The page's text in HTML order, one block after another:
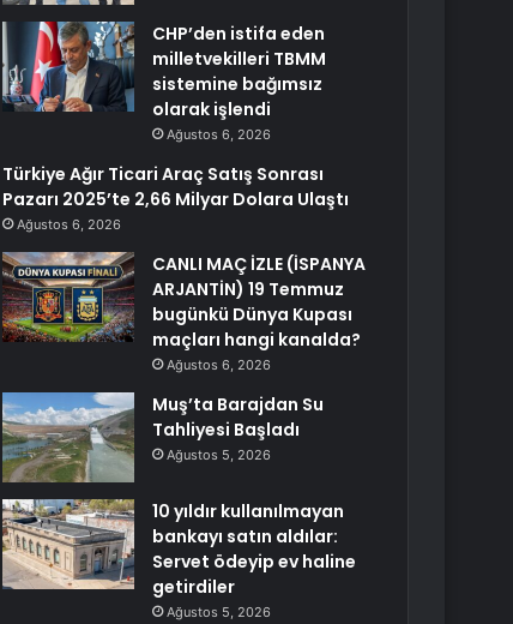
CHP’den istifa eden
milletvekilleri TBMM
sistemine bağımsız
olarak işlendi
Ağustos 6, 2026
Türkiye Ağır Ticari Araç Satış Sonrası
Pazarı 2025’te 2,66 Milyar Dolara Ulaştı
Ağustos 6, 2026
CANLI MAÇ İZLE (İSPANYA
ARJANTİN) 19 Temmuz
bugünkü Dünya Kupası
maçları hangi kanalda?
Ağustos 6, 2026
Muş’ta Barajdan Su
Tahliyesi Başladı
Ağustos 5, 2026
10 yıldır kullanılmayan
bankayı satın aldılar:
Servet ödeyip ev haline
getirdiler
Ağustos 5, 2026